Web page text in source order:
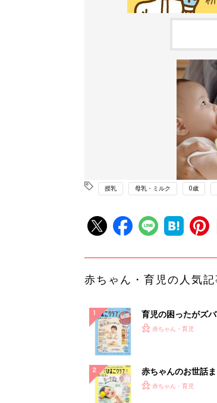
授乳 母乳・ミルク 0歳
赤ちゃん・育児の人気
育児の困ったがズ
『ひよこクラブ 秋
赤ちゃん・育児
赤ちゃんのお世話
てのひよこクラブ
赤ちゃん・育児